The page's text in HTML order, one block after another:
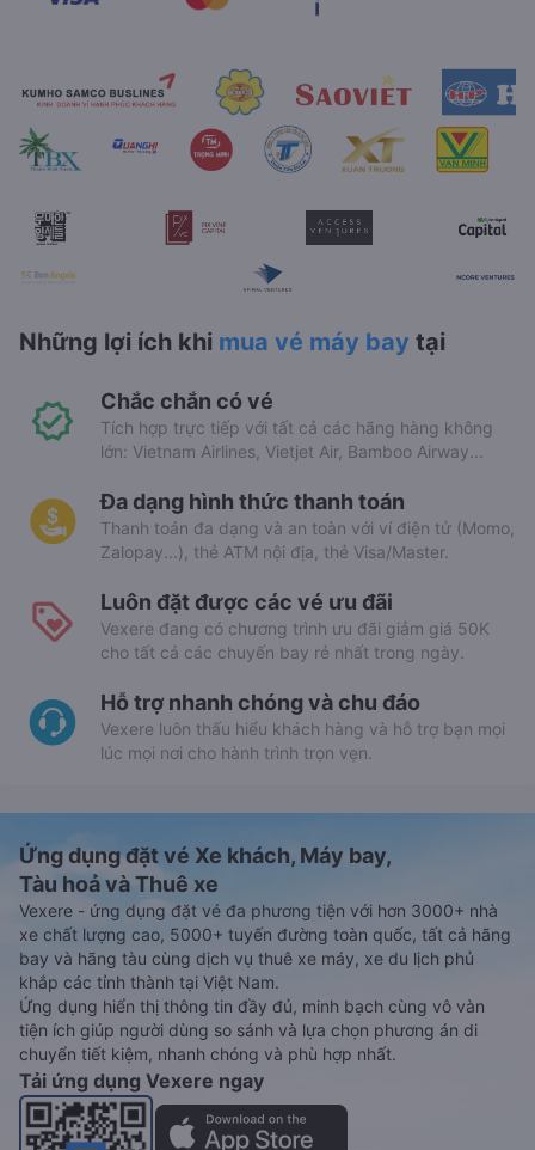
Những lợi ích khi mua vé máy bay tại
Chắc chắn có vé
Tích hợp trực tiếp với tất cả các hãng hàng không
lớn: Vietnam Airlines, Vietjet Air, Bamboo Airway...
Đa dạng hình thức thanh toán
Thanh toán đa dạng và an toàn với ví điện tử (Momo,
Zalopay...), thẻ ATM nội địa, thẻ Visa/Master.
Luôn đặt được các vé ưu đãi
Vexere đang có chương trình ưu đãi giảm giá 50K
cho tất cả các chuyến bay rẻ nhất trong ngày.
Hỗ trợ nhanh chóng và chu đáo
Vexere luôn thấu hiểu khách hàng và hỗ trợ bạn mọi
lúc mọi nơi cho hành trình trọn vẹn.
Ứng dụng đặt vé Xe khách, Máy bay,
Tàu hoả và Thuê xe
Vexere - ứng dụng đặt vé đa phương tiện với hơn 3000+ nhà
xe chất lượng cao, 5000+ tuyến đường toàn quốc, tất cả hãng
bay và hãng tàu cùng dịch vụ thuê xe máy, xe du lịch phủ
khắp các tỉnh thành tại Việt Nam.
Ứng dụng hiển thị thông tin đầy đủ, minh bạch cùng vô vàn
tiện ích giúp người dùng so sánh và lựa chọn phương án di
chuyển tiết kiệm, nhanh chóng và phù hợp nhất.
Tải ứng dụng Vexere ngay